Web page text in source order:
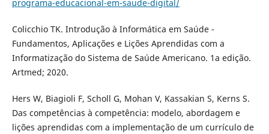
programa-educacional-em-saude-digital/
Colicchio TK. Introdução à Informática em Saúde -
Fundamentos, Aplicações e Lições Aprendidas com a
Informatização do Sistema de Saúde Americano. 1a edição.
Artmed; 2020.
Hers W, Biagioli F, Scholl G, Mohan V, Kassakian S, Kerns S.
Das competências à competência: modelo, abordagem e
lições aprendidas com a implementação de um currículo de